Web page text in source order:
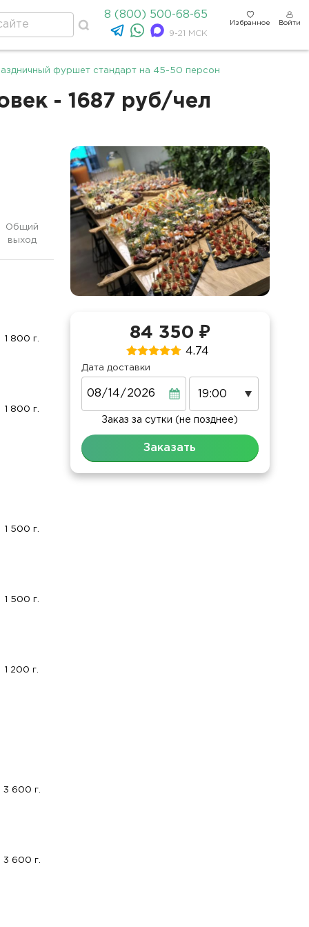
8 (800) 500-68-65
9-21 МСК
Избранное Войти
фуршет стандарт на 45-50 персон
- 1687 руб/чел
Общий
выход
1 800 г.
1 800 г.
1 500 г.
1 500 г.
1 200 г.
3 600 г.
3 600 г.
84 350 ₽
4.74
Дата доставки
Заказ за сутки (не позднее)
Заказать